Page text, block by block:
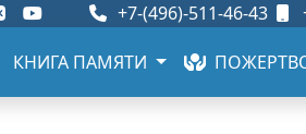
+7-(496)-511-46-43
КНИГА ПАМЯТИ